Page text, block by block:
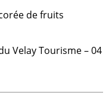
de fruits
Velay Tourisme – 04